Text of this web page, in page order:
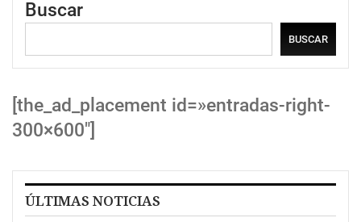
Buscar
BUSCAR
[the_ad_placement id=»entradas-right-
300×600″]
ÚLTIMAS NOTICIAS